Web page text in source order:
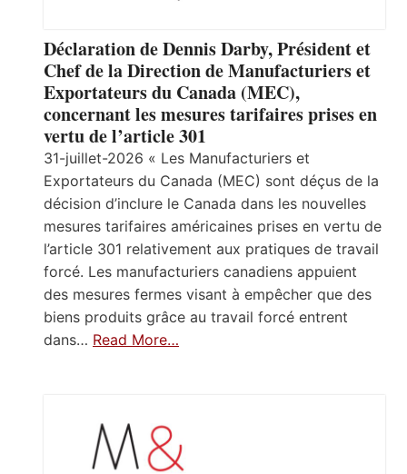
Déclaration de Dennis Darby, Président et
Chef de la Direction de Manufacturiers et
Exportateurs du Canada (MEC),
concernant les mesures tarifaires prises en
vertu de l’article 301
31-juillet-2026 « Les Manufacturiers et
Exportateurs du Canada (MEC) sont déçus de la
décision d’inclure le Canada dans les nouvelles
mesures tarifaires américaines prises en vertu de
l’article 301 relativement aux pratiques de travail
forcé. Les manufacturiers canadiens appuient
des mesures fermes visant à empêcher que des
biens produits grâce au travail forcé entrent
dans… Read More…